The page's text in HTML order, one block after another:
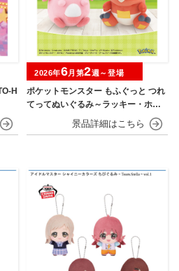
H
ポケットモンスター もふぐっと つれ
てってぬいぐるみ～ラッキー・ホゲ
2026年6月第2週～登場